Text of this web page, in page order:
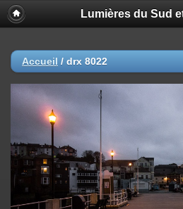
Lumières du Sud
Accueil / drx 8022